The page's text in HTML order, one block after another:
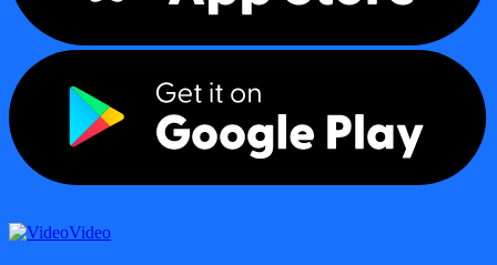
Video